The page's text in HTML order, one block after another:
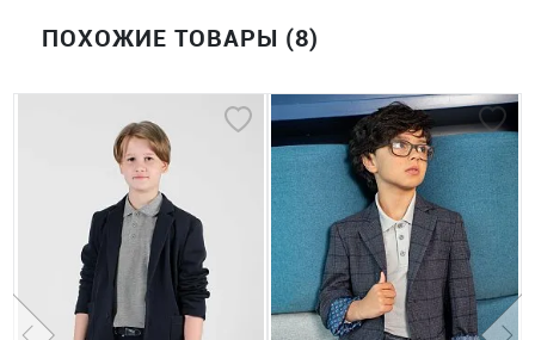
ПОХОЖИЕ ТОВАРЫ (8)